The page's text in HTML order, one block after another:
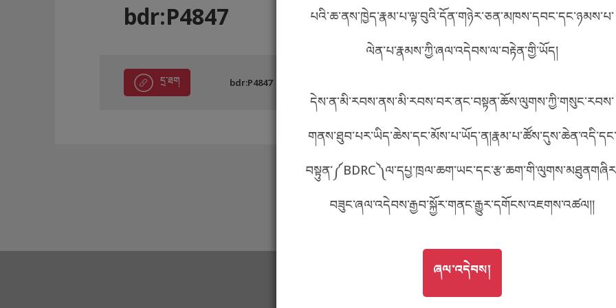
བོད་ཡིག
English
ភាសាខ្មែរ
པའི་ཆ་ནས་ཁྱེད་རྣམ་པ་ལྟ་བུའི་དོན་གཉེར་ཅན་མཁས་དབང་དང་ཉམས་པ་
ལེན་པ་རྣམས་ཀྱི་ཞལ་འདེབས་ལ་བརྟེན་གྱི་ཡོད།
དེས་ན་མི་རབས་ནས་མི་རབས་བར་ནང་བསྟན་ཆོས་ལུགས་ཀྱི་གསུང་རབས་
གནས་ཐུབ་པར་ཡིད་ཆེས་དང་མོས་པ་ཡོད་ན།རྣམ་པ་ཚོས་དུས་ཆེན་འདི་དང་
བཟུང་ཞལ་འདེབས་རྒྱབ་སྐྱོར་གནང་རྒྱུར་དགོངས་འཇགས་འཚལ།།
GO TOཞལ་འདེབས།
ཞལ་འདེབས།
bdr:P4847
དྲ་ཐག bdr:P4847